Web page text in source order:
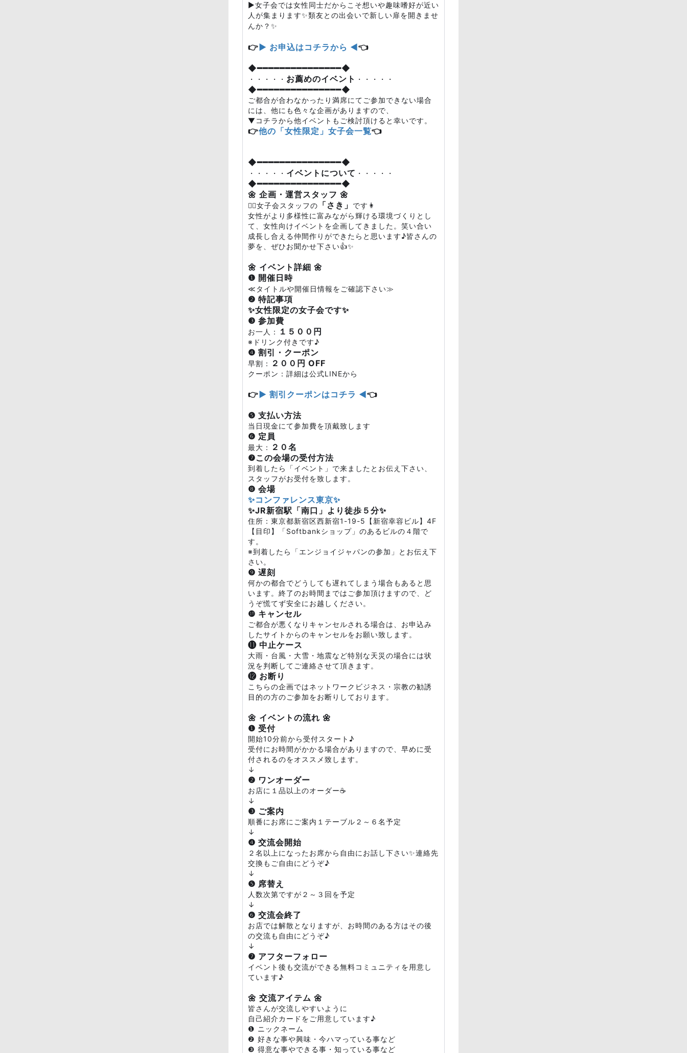
▶女子会では女性同士だからこそ想いや趣味嗜好が近い
人が集まります✨類友との出会いで新しい扉を開きませ
んか？✨
👉▶ お申込はコチラから ◀👈
◆━━━━━━━━━━━━━━━◆
・・・・・ お薦めのイベント ・・・・・
◆━━━━━━━━━━━━━━━◆
ご都合が合わなかったり満席にてご参加できない場合
には、他にも色々な企画がありますので、
▼コチラから他イベントもご検討頂けると幸いです。
👉他の「女性限定」女子会一覧👈
◆━━━━━━━━━━━━━━━◆
・・・・・ イベントについて ・・・・・
◆━━━━━━━━━━━━━━━◆
🌼 企画・運営スタッフ 🌼
💁‍♀️女子会スタッフの 「さき」 です👩
女性がより多様性に富みながら輝ける環境づくりとし
て、女性向けイベントを企画してきました。笑い合い
成長し合える仲間作りができたらと思います♪皆さんの
夢を、ぜひお聞かせ下さい👍✨
🌼 イベント詳細 🌼
❶ 開催日時
≪タイトルや開催日情報をご確認下さい≫
❷ 特記事項
✨女性限定の女子会です✨
❸ 参加費
お一人： １５００円
※ドリンク付きです♪
❹ 割引・クーポン
早割： ２００円 OFF
クーポン：詳細は公式LINEから
👉▶ 割引クーポンはコチラ ◀👈
❺ 支払い方法
当日現金にて参加費を頂戴致します
❻ 定員
最大：
２０名
❼この会場の受付方法
到着したら「イベント」で来ましたとお伝え下さい、
スタッフがお受付を致します。
❽ 会場
✨コンファレンス東京✨
✨JR新宿駅「南口」より徒歩５分✨
住所：東京都新宿区西新宿1-19-5【新宿幸容ビル】4F
【目印】「Softbankショップ」のあるビルの４階で
す。
※到着したら「エンジョイジャパンの参加」とお伝え下
さい。
❾ 遅刻
何かの都合でどうしても遅れてしまう場合もあると思
います。終了のお時間まではご参加頂けますので、ど
うぞ慌てず安全にお越しください。
❿ キャンセル
ご都合が悪くなりキャンセルされる場合は、お申込み
したサイトからのキャンセルをお願い致します。
⓫ 中止ケース
大雨・台風・大雪・地震など特別な天災の場合には状
況を判断してご連絡させて頂きます。
⓬ お断り
こちらの企画ではネットワークビジネス・宗教の勧誘
目的の方のご参加をお断りしております。
🌼 イベントの流れ 🌼
❶ 受付
開始10分前から受付スタート♪
受付にお時間がかかる場合がありますので、早めに受
付されるのをオススメ致します。
↓
❷ ワンオーダー
お店に１品以上のオーダー☕
↓
❸ ご案内
順番にお席にご案内１テーブル２～６名予定
↓
❹ 交流会開始
２名以上になったお席から自由にお話し下さい✨連絡先
交換もご自由にどうぞ♪
↓
❺ 席替え
人数次第ですが２～３回を予定
↓
❻ 交流会終了
お店では解散となりますが、お時間のある方はその後
の交流も自由にどうぞ♪
↓
❼ アフターフォロー
イベント後も交流ができる無料コミュニティを用意し
ています♪
🌼 交流アイテム 🌼
皆さんが交流しやすいように
自己紹介カードをご用意しています♪
❶ ニックネーム
❷ 好きな事や興味・今ハマっている事など
❸ 得意な事やできる事・知っている事など